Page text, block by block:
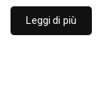
Leggi di più